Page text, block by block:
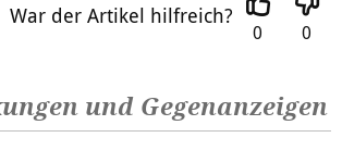
War der Artikel hilfreich?
0 0
und Gegenanzeigen